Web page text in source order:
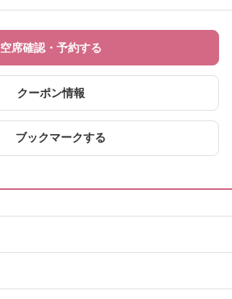
空席確認・予約する
クーポン情報
ブックマークする